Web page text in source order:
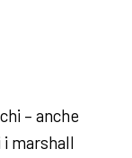
– anche
marshall